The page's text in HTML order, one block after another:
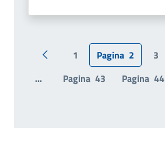
Pagina precedente
1 Pagina 2 3
...
Pagina 43 Pagina 44